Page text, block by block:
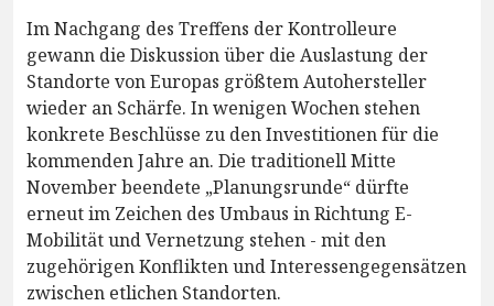
Im Nachgang des Treffens der Kontrolleure
gewann die Diskussion über die Auslastung der
Standorte von Europas größtem Autohersteller
wieder an Schärfe. In wenigen Wochen stehen
konkrete Beschlüsse zu den Investitionen für die
kommenden Jahre an. Die traditionell Mitte
November beendete „Planungsrunde“ dürfte
erneut im Zeichen des Umbaus in Richtung E-
Mobilität und Vernetzung stehen - mit den
zugehörigen Konflikten und Interessengegensätzen
zwischen etlichen Standorten.